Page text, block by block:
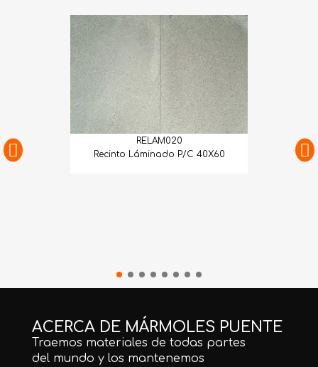
RELAM020
Recinto Láminado P/C 40X60
ACERCA DE MÁRMOLES PUENTE
Traemos materiales de todas partes
del mundo y los mantenemos